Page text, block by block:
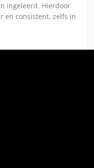
ingeleerd. Hierdoor
en consistent, zelfs in